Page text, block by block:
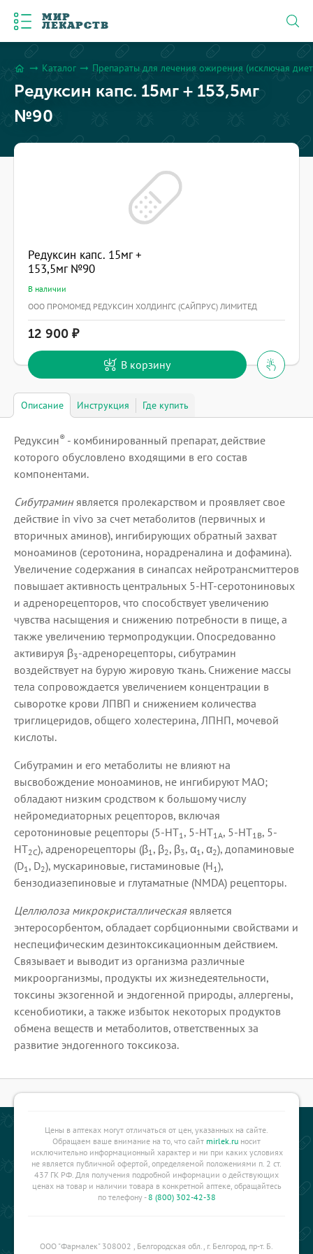
МИР
ЛЕКАРСТВ
home arrow_right_alt Каталог arrow_right_alt Препараты для лечения ожирения (исключая
Редуксин капс. 15мг + 153,5мг
№90
Редуксин капс. 15мг +
153,5мг №90
В наличии
ООО ПРОМОМЕД РЕДУКСИН ХОЛДИНГС (САЙПРУС) ЛИМИТЕД
12 900
В корзину
Описание Инструкция Где купить
Редуксин® - комбинированный препарат, действие
которого обусловлено входящими в его состав
компонентами.
Сибутраминявляется пролекарством и проявляет свое
действие in vivo за счет метаболитов (первичных и
вторичных аминов), ингибирующих обратный захват
моноаминов (серотонина, норадреналина и дофамина).
Увеличение содержания в синапсах нейротрансмиттеров
повышает активность центральных 5-HT-серотониновых
и адренорецепторов, что способствует увеличению
чувства насыщения и снижению потребности в пище, а
также увеличению термопродукции. Опосредованно
активируя β3-адренорецепторы, сибутрамин
воздействует на бурую жировую ткань. Снижение массы
тела сопровождается увеличением концентрации в
сыворотке крови ЛПВП и снижением количества
триглицеридов, общего холестерина, ЛПНП, мочевой
кислоты.
Сибутрамин и его метаболиты не влияют на
высвобождение моноаминов, не ингибируют МАО;
обладают низким сродством к большому числу
нейромедиаторных рецепторов, включая
серотониновые рецепторы (5-HT1 , 5-HT1A, 5-HT1B, 5-
HT2C), адренорецепторы (β1 , β2, β3, α1 , α2), допаминовые
(D1 , D2), мускариновые, гистаминовые (H1 ),
бензодиазепиновые и глутаматные (NMDA) рецепторы.
Целлюлоза микрокристаллическаяявляется
энтеросорбентом, обладает сорбционными свойствами и
неспецифическим дезинтоксикационным действием.
Связывает и выводит из организма различные
микроорганизмы, продукты их жизнедеятельности,
токсины экзогенной и эндогенной природы, аллергены,
ксенобиотики, а также избыток некоторых продуктов
обмена веществ и метаболитов, ответственных за
развитие эндогенного токсикоза.
Цены в аптеках могут отличаться от цен, указанных на сайте.
Обращаем ваше внимание на то, что сайт mirlek.ru носит
исключительно информационный характер и ни при каких условиях
не является публичной офертой, определяемой положениями п. 2 ст.
437 ГК РФ. Для получения подробной информации о действующих
ценах на товар и наличии товара в конкретной аптеке, обращайтесь
по телефону -8 (800) 302-42-38
ООО "Фармалек" 308002 , Белгородская обл., г. Белгород, пр-т. Б.